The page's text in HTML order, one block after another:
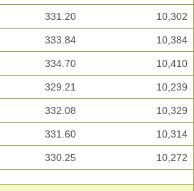
331.20 10,302
333.84 10,384
334.70 10,410
329.21 10,239
332.08 10,329
331.60 10,314
330.25 10,272